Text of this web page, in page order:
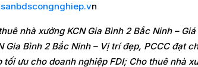
n
nhà xưởng KCN Gia Bình 2 Bắc Ninh –
Gia Bình 2 Bắc Ninh – Vị trí đẹp, PCCC đạt
tối ưu cho doanh nghiệp FDI; Cho thuê nhà